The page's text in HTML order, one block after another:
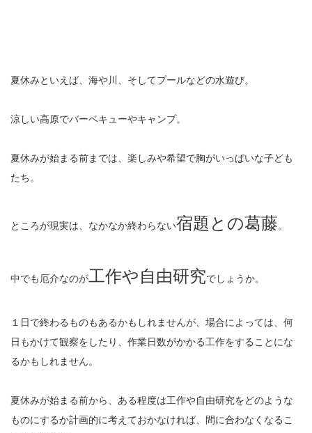
夏休みといえば、海や川、そしてプールなどの水遊び。
涼しい高原でバーベキューやキャンプ。
夏休みが始まる前までは、楽しみや希望で胸がいっぱいな子ども
たち。
ところが現実は、なかなか終わらない宿題との葛藤。
中でも厄介なのが工作や自由研究でしょうか。
１日で終わるものもあるかもしれませんが、場合によっては、何
日もかけて観察をしたり、作業日数がかかる工作をすることにな
るかもしれません。
夏休みが始まる前から、ある程度は工作や自由研究をどのような
ものにするか計画的に考えておかなければ、間に合わなくなるこ